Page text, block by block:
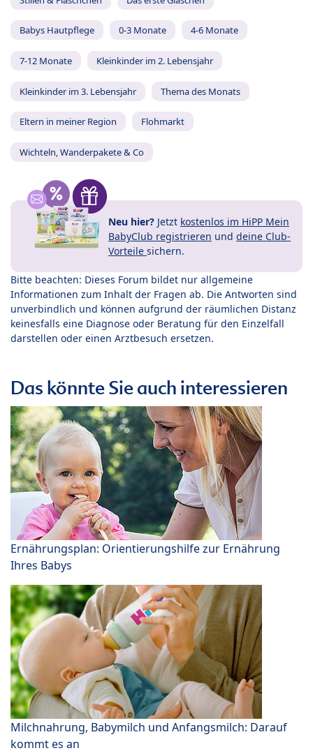
Babys Hautpflege 0-3 Monate 4-6 Monate
7-12 Monate Kleinkinder im 2. Lebensjahr
Kleinkinder im 3. Lebensjahr Thema des Monats
Eltern in meiner Region Flohmarkt
Wichteln, Wanderpakete & Co
Neu hier? Jetzt kostenlos im HiPP Mein
BabyClub registrieren und deine Club-
Vorteile sichern.
Bitte beachten: Dieses Forum bildet nur allgemeine
Informationen zum Inhalt der Fragen ab. Die Antworten sind
unverbindlich und können aufgrund der räumlichen Distanz
keinesfalls eine Diagnose oder Beratung für den Einzelfall
darstellen oder einen Arztbesuch ersetzen.
Das könnte Sie auch interessieren
Ernährungsplan: Orientierungshilfe zur Ernährung
Ihres Babys
Milchnahrung, Babymilch und Anfangsmilch: Darauf
kommt es an